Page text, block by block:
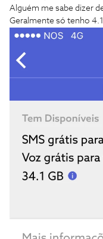
Alguém me sabe dizer
Geralmente só tenho